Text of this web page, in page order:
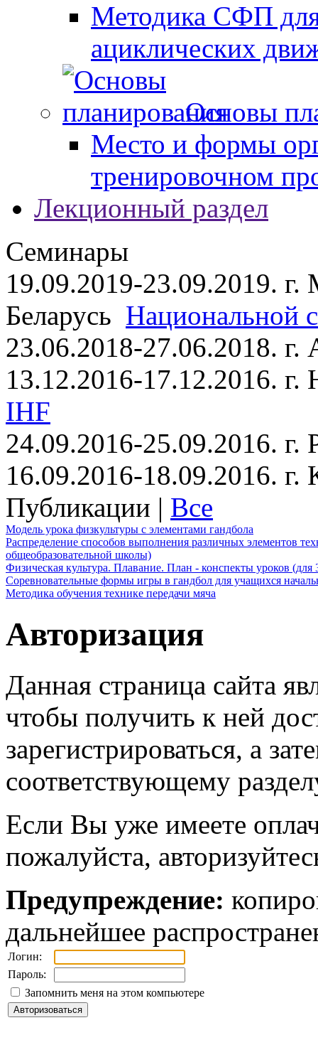
Методика СФП для
ациклических
Основы
Место и формы
тренировочном
Лекционный раздел
Семинары
19.09.2019-23.09.2019. г.
Беларусь Национальной
23.06.2018-27.06.2018.
13.12.2016-17.12.2016.
IHF
24.09.2016-25.09.2016. г.
16.09.2016-18.09.2016.
Публикации | Все
Модель урока физкультуры с элементами гандбола
Распределение способов выполнения различных элементов
общеобразовательной школы)
Физическая культура. Плавание. План - конспекты уроков (для
Соревновательные формы игры в гандбол для учащихся
Методика обучения технике передачи мяча
Авторизация
Данная страница сайта
чтобы получить к ней
зарегистрироваться, а
соответствующему
Если Вы уже имеете
пожалуйста,
Предупреждение:
дальнейшее
Логин:
Пароль:
Запомнить меня на этом компьютере